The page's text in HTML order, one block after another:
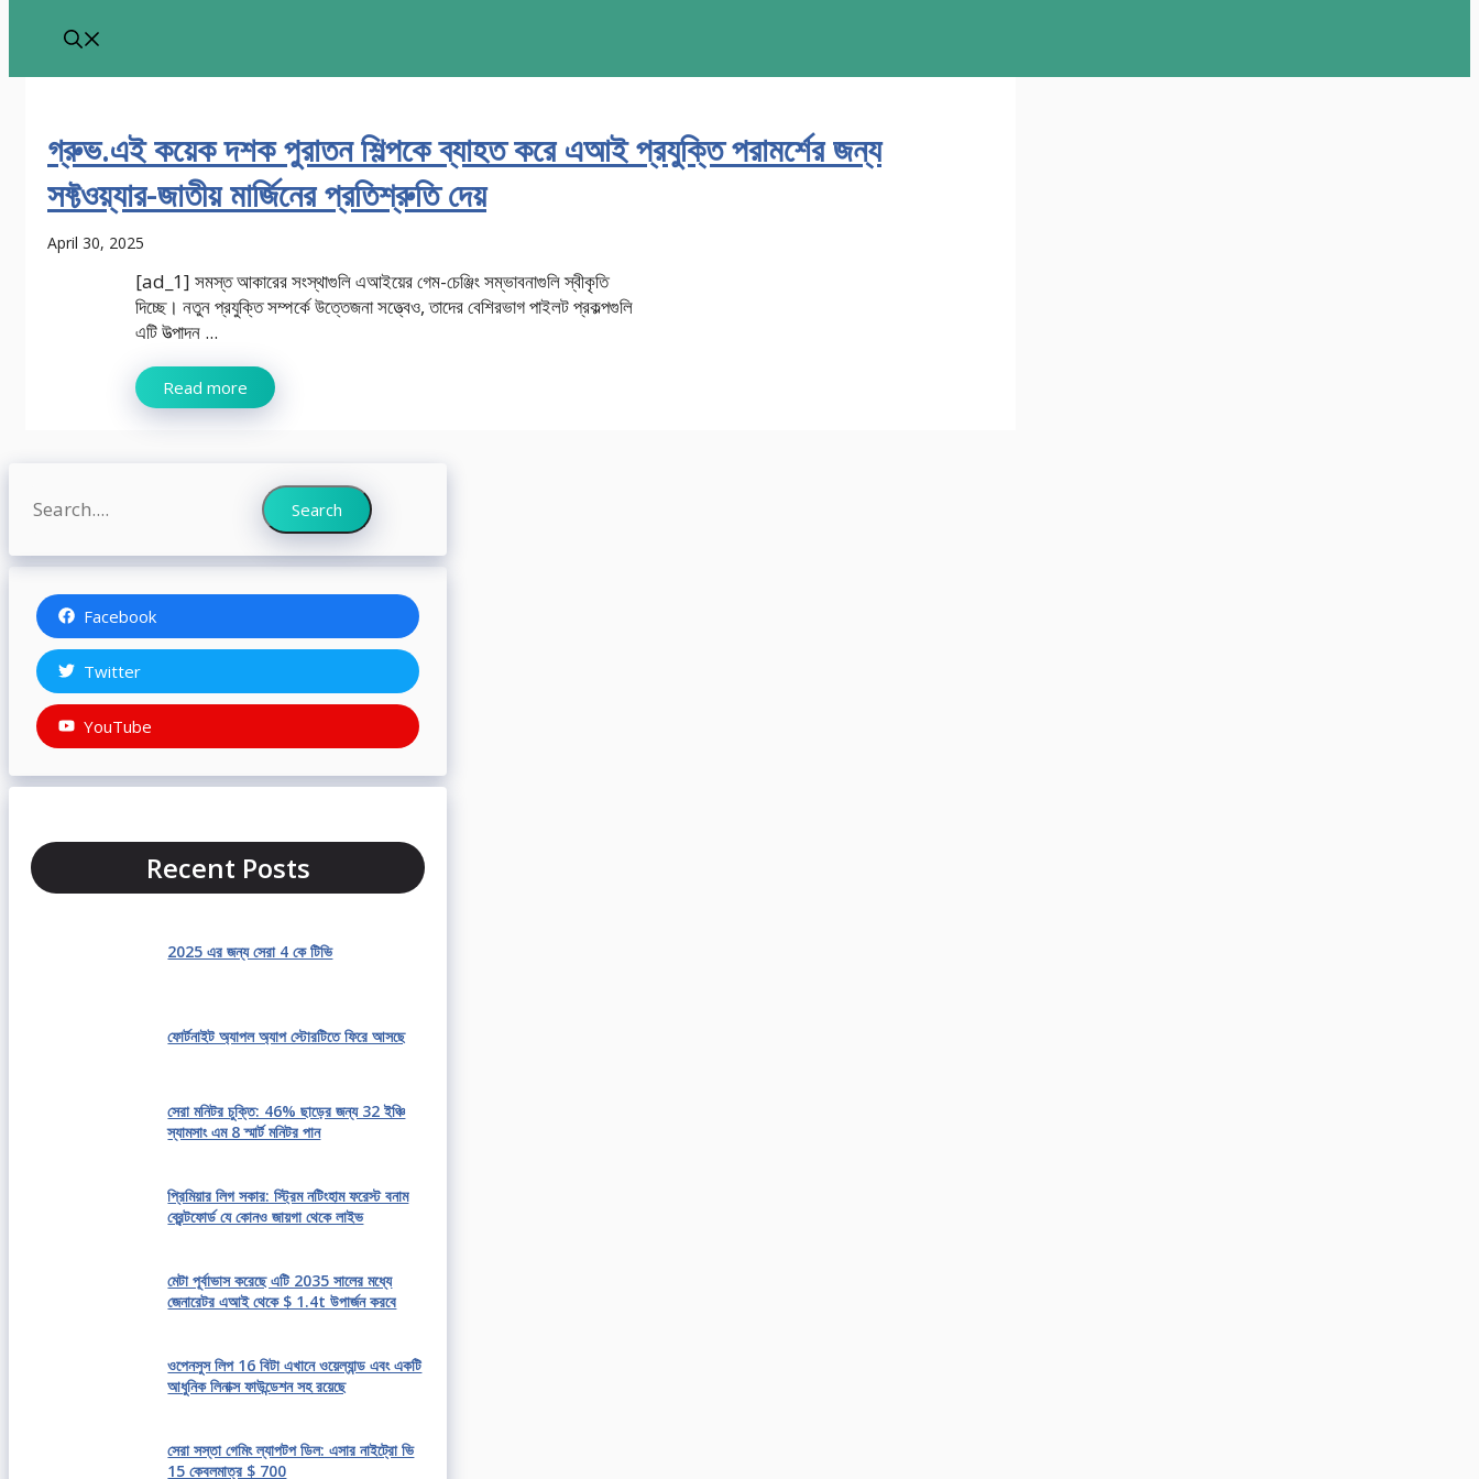
গ্রুভ.এই কয়েক দশক পুরাতন শিল্পকে ব্যাহত করে এআই প্রযুক্তি পরামর্শের জন্য
সফ্টওয়্যার-জাতীয় মার্জিনের প্রতিশ্রুতি দেয়
April 30, 2025
[ad_1] সমস্ত আকারের সংস্থাগুলি এআইয়ের গেম-চেঞ্জিং সম্ভাবনাগুলি স্বীকৃতি
দিচ্ছে। নতুন প্রযুক্তি সম্পর্কে উত্তেজনা সত্ত্বেও, তাদের বেশিরভাগ পাইলট প্রকল্পগুলি
এটি উত্পাদন ...
Read more
Search Search
Facebook
Twitter
YouTube
Recent Posts
2025 এর জন্য সেরা 4 কে টিভি
ফোর্টনাইট অ্যাপল অ্যাপ স্টোরটিতে ফিরে আসছে
সেরা মনিটর চুক্তি: 46% ছাড়ের জন্য 32 ইঞ্চি
স্যামসাং এম 8 স্মার্ট মনিটর পান
প্রিমিয়ার লিগ সকার: স্ট্রিম নটিংহাম ফরেস্ট বনাম
ব্রেন্টফোর্ড যে কোনও জায়গা থেকে লাইভ
মেটা পূর্বাভাস করেছে এটি 2035 সালের মধ্যে
জেনারেটর এআই থেকে $ 1.4t উপার্জন করবে
ওপেনসুস লিপ 16 বিটা এখানে ওয়েল্যান্ড এবং একটি
আধুনিক লিনাক্স ফাউন্ডেশন সহ রয়েছে
সেরা সস্তা গেমিং ল্যাপটপ ডিল: এসার নাইট্রো ভি
15 কেবলমাত্র $ 700